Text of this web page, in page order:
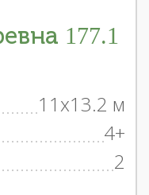
177.1
11x13.2 м
4+
2